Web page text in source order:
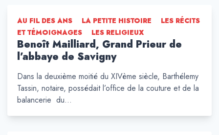
AU FIL DES ANS LA PETITE HISTOIRE
LES RÉCITS
ET TÉMOIGNAGES
LES RELIGIEUX
Benoît Mailliard, Grand Prieur de
l’abbaye de Savigny
Dans la deuxième moitié du XIVème siècle, Barthélemy
Tassin, notaire, possédait l’office de la couture et de la
balancerie du…